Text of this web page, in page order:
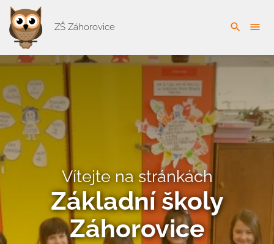
ZŠ Záhorovice search menu
Vítejte na stránkách
Základní školy
Záhorovice